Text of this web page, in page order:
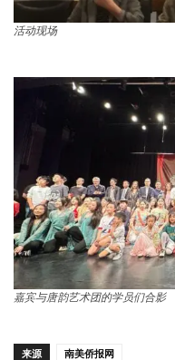
活动现场
嘉宾与唐韵艺术团的学员们合影
来源 南美侨报网